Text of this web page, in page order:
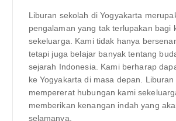
Liburan sekolah di Yogyakarta
pengalaman yang tak terlupakan bagi
sekeluarga. Kami tidak hanya
tetapi juga belajar banyak tentang
sejarah Indonesia. Kami berharap
ke Yogyakarta di masa depan. Liburan
mempererat hubungan kami
memberikan kenangan indah yang
selamanya.